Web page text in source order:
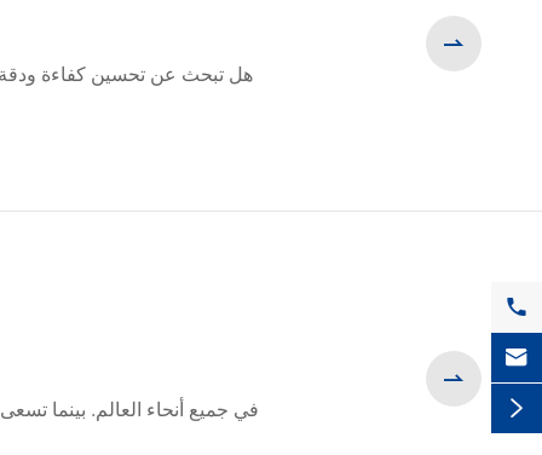
هل تبحث عن تحسين كفاءة ودقة




